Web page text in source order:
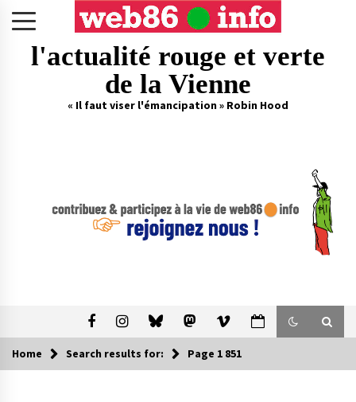
l'actualité rouge et verte
de la Vienne
« Il faut viser l'émancipation » Robin Hood
Home Search results for: Page 1 851